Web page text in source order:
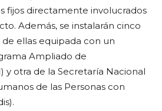
fijos directamente involucrados
Además, se instalarán cinco
de ellas equipada con un
Ampliado de
y otra de la Secretaría Nacional
de las Personas con